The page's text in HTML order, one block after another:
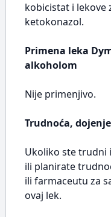
kobicistat i lekove
ketokonazol.
Primena leka
alkoholom
Nije primenjivo.
Trudnoća,
Ukoliko ste trudni
ili planirate
ili farmaceutu za
ovaj lek.